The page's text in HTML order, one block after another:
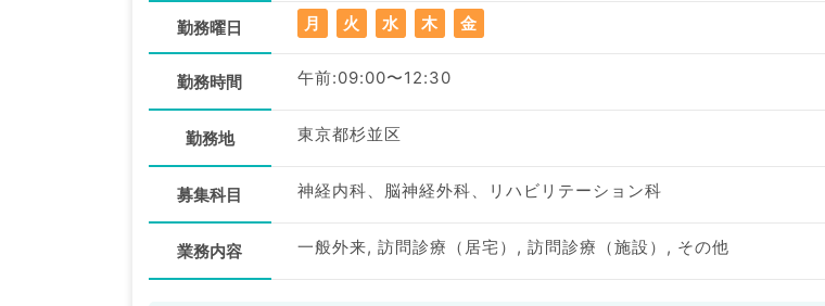
勤務曜日 月 火 水 木 金
勤務時間 午前:09:00〜12:30
勤務地 東京都杉並区
募集科目 神経内科、脳神経外科、リハビリテーション科
業務内容 一般外来, 訪問診療（居宅）, 訪問診療（施設）, その他